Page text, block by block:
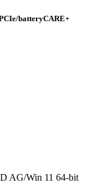
batteryCARE+
AG/Win 11 64-bit